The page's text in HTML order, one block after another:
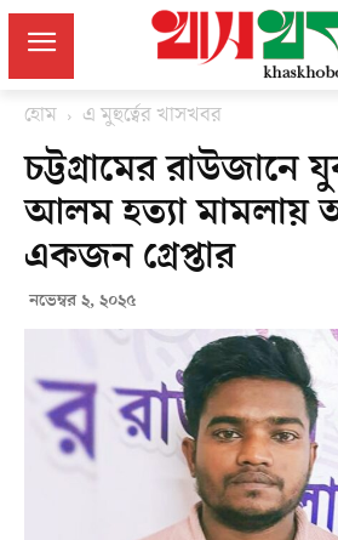
হোম এ মুহুর্ত্বের খাসখবর
চট্টগ্রামের রাউজানে
আলম হত্যা
একজন গ্রেপ্তার
নভেম্বর ২, ২০২৫